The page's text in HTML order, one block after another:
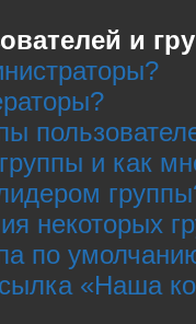
и
и как
некоторых
по
«Наша